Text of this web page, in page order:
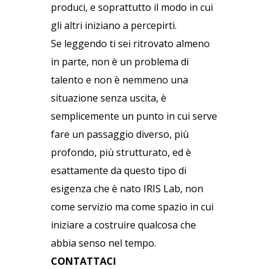
produci, e soprattutto il modo in cui
gli altri iniziano a percepirti.
Se leggendo ti sei ritrovato almeno
in parte, non è un problema di
talento e non è nemmeno una
situazione senza uscita, è
semplicemente un punto in cui serve
fare un passaggio diverso, più
profondo, più strutturato, ed è
esattamente da questo tipo di
esigenza che è nato IRIS Lab, non
come servizio ma come spazio in cui
iniziare a costruire qualcosa che
abbia senso nel tempo.
CONTATTACI